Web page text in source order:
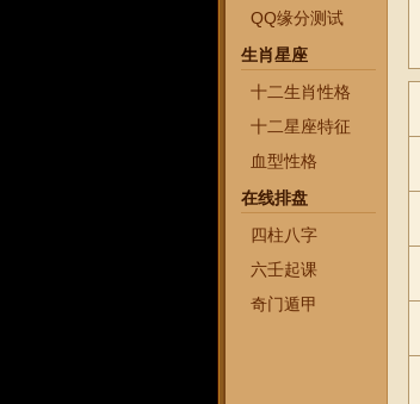
QQ缘分测试
生肖星座
十二生肖性格
十二星座特征
血型性格
在线排盘
四柱八字
六壬起课
奇门遁甲